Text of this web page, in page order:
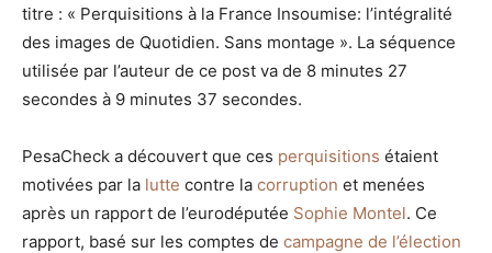
titre : « Perquisitions à la France Insoumise: l’intégralité
des images de Quotidien. Sans montage ». La séquence
utilisée par l’auteur de ce post va de 8 minutes 27
secondes à 9 minutes 37 secondes.
PesaCheck a découvert que ces perquisitions étaient
motivées par la lutte contre la corruption et menées
après un rapport de l’eurodéputée Sophie Montel. Ce
rapport, basé sur les comptes de campagne de l’élection